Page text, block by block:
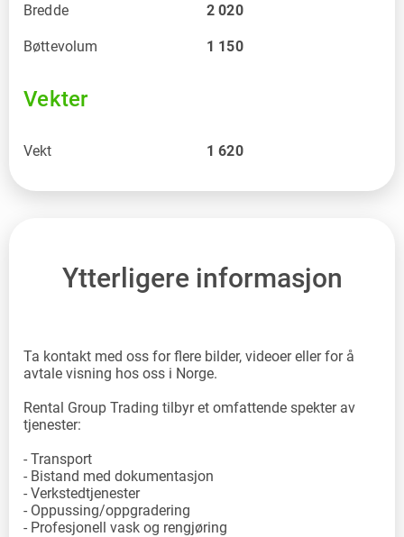
Bredde 2 020
Bøttevolum 1 150
Vekter
Vekt 1 620
Ytterligere informasjon
Ta kontakt med oss for flere bilder, videoer eller for å
avtale visning hos oss i Norge.
Rental Group Trading tilbyr et omfattende spekter av
tjenester:
- Transport
- Bistand med dokumentasjon
- Verkstedtjenester
- Oppussing/oppgradering
- Profesjonell vask og rengjøring